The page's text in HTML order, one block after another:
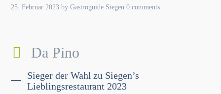
25. Februar 2023 byGastroguide Siegen 0 comments
Da Pino
Sieger der Wahl zu Siegen’s
Lieblingsrestaurant 2023